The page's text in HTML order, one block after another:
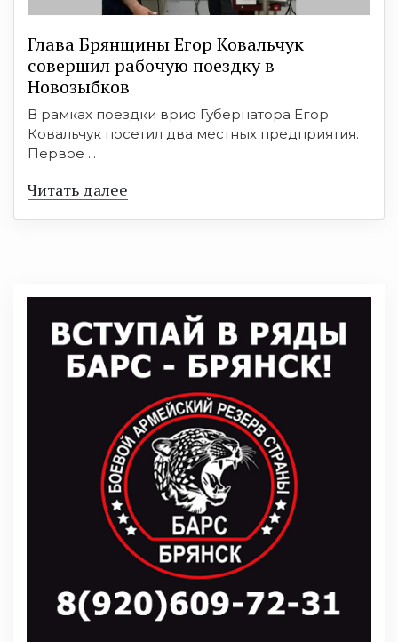
Глава Брянщины Егор Ковальчук
совершил рабочую поездку в
Новозыбков
В рамках поездки врио Губернатора Егор
Ковальчук посетил два местных предприятия.
Первое ...
Читать далее